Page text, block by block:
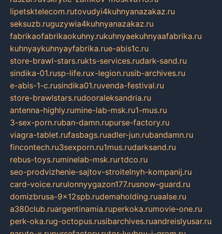
lipetsktelecom.rutovudyi4kuhnyanazakaz.ru
seksuzb.ruguzywia4kuhnyanazakaz.ru
fabrikaofabrikaokuhny.rukuhnyaekuhnyaafabrika.ru
kuhnyaykuhnyayfabrika.rue-abis1c.ru
store-brawl-stars.rukts-services.rudark-sand.ru
sindika-01.rusp-life.rux-legion.rusib-archives.ru
e-abis-1-c.rusindika01.ruvenda-festival.ru
store-brawlstars.rudooraleksandria.ru
antenna-highly.rumine-lab-msk.ru1-mus.ru
3-sex-porn.ruban-damn.rupurse-factory.ru
viagra-tablet.rufasbags.ruadler-jun.rubandamn.ru
fincontech.ru3sexporn.ru1mus.rudarksand.ru
rebus-toys.ruminelab-msk.rurtdco.ru
seo-prodvizhenie-sajtov-stroitelnyh-kompanij.ru
card-voice.rurulonnyygazon177.rusnow-guard.ru
domizbrusa-9x12spb.rudemaholding.ruaalse.ru
a380club.ruargentinamia.ruperkoka.rumovie-one.ru
perk-oka.rug-octopus.rusibarchives.ruandreislyusar.ru